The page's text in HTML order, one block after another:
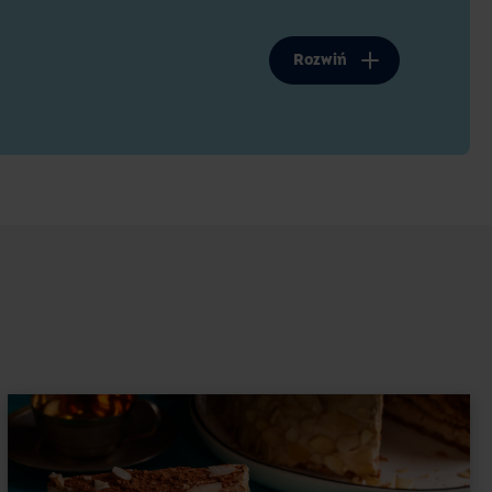
wcześniejszego pieczenia ani bardziej
ją do lodówki, by stężała (chociaż na 20
na spód masę serową i można zacząć piec
Rozwiń